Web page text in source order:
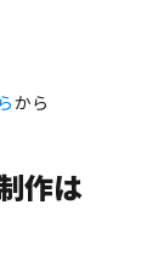
から
作は